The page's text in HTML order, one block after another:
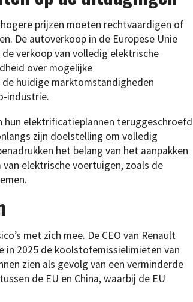
prijzen moeten rechtvaardigen of
De autoverkoop in de Europese Unie
verkoop van volledig elektrische
over mogelijke
huidige marktomstandigheden
industrie.
hun elektrificatieplannen teruggeschroefd
zijn doelstelling om volledig
het belang van het aanpakken
elektrische voertuigen, zoals de
met zich mee. De CEO van Renault
in 2025 de koolstofemissielimieten van
zien als gevolg van een verminderde
de EU en China, waarbij de EU